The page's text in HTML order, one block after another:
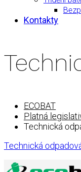
Kontakty
ECOBAT
Platná
Technická
Technická